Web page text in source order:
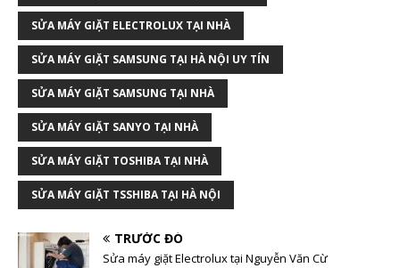
SỬA MÁY GIẶT ELECTROLUX TẠI NHÀ
SỬA MÁY GIẶT SAMSUNG TẠI HÀ NỘI UY TÍN
SỬA MÁY GIẶT SAMSUNG TẠI NHÀ
SỬA MÁY GIẶT SANYO TẠI NHÀ
SỬA MÁY GIẶT TOSHIBA TẠI NHÀ
SỬA MÁY GIẶT TSSHIBA TẠI HÀ NỘI
TRƯỚC ĐÓ
Sửa máy giặt Electrolux tại Nguyễn Văn Cừ